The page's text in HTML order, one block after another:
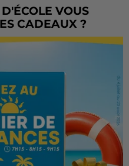
VOUS
CADEAUX ?